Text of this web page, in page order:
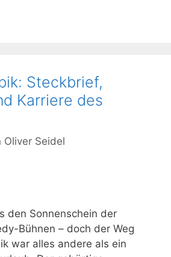
Steckbrief,
Karriere des
Oliver Seidel
den Sonnenschein der
Bühnen – doch der Weg
war alles andere als ein